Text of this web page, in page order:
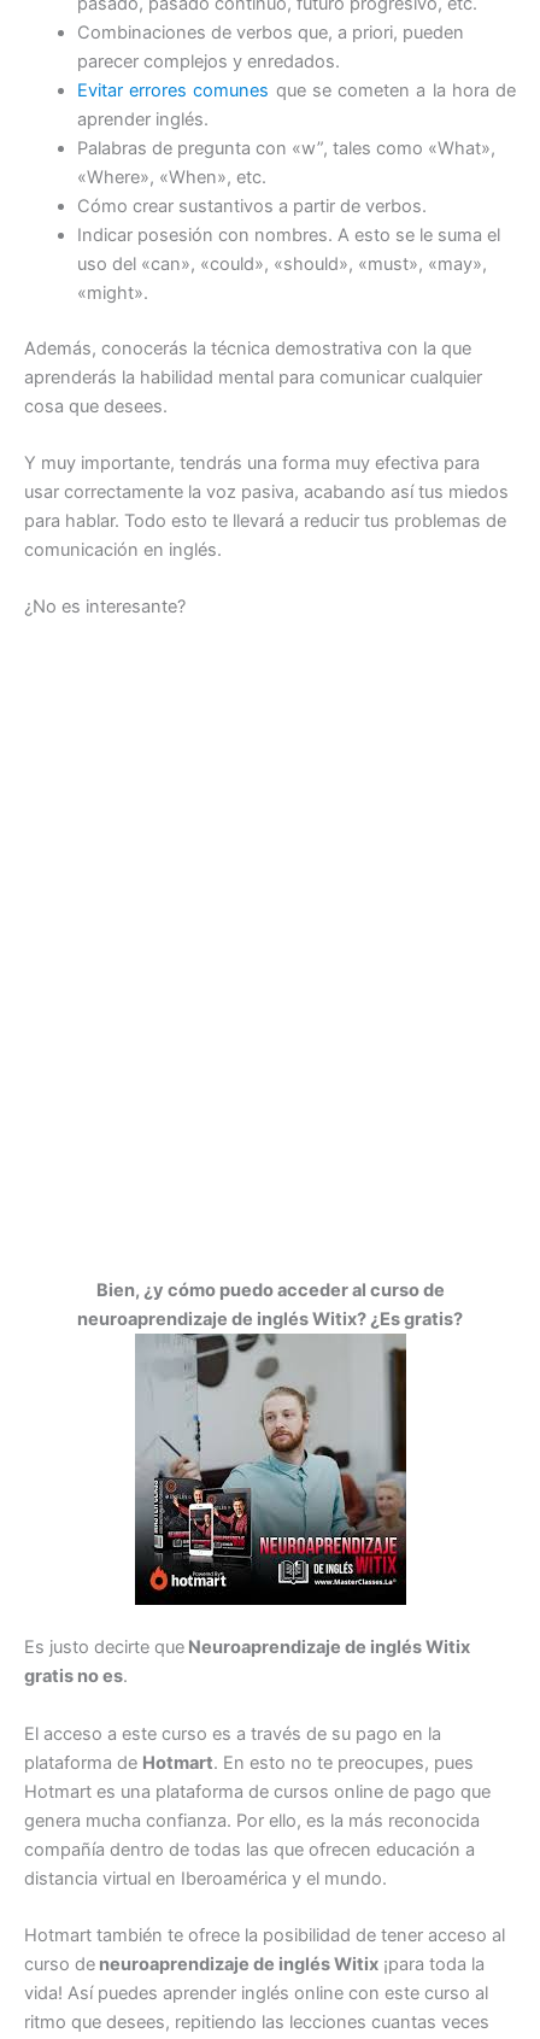
Combinaciones de verbos que, a priori, pueden
parecer complejos y enredados.
Evitar errores comunes que se cometen a la hora de
aprender inglés.
Palabras de pregunta con «w”, tales como «What»,
«Where», «When», etc.
Cómo crear sustantivos a partir de verbos.
Indicar posesión con nombres. A esto se le suma el
uso del «can», «could», «should», «must», «may»,
«might».
Además, conocerás la técnica demostrativa con la que
aprenderás la habilidad mental para comunicar cualquier
cosa que desees.
Y muy importante, tendrás una forma muy efectiva para
usar correctamente la voz pasiva, acabando así tus miedos
para hablar. Todo esto te llevará a reducir tus problemas de
comunicación en inglés.
¿No es interesante?
Bien, ¿y cómo puedo acceder al curso de
neuroaprendizaje de inglés Witix? ¿Es gratis?
Es justo decirte que Neuroaprendizaje de inglés Witix
gratis no es.
El acceso a este curso es a través de su pago en la
plataforma de Hotmart. En esto no te preocupes, pues
Hotmart es una plataforma de cursos online de pago que
genera mucha confianza. Por ello, es la más reconocida
compañía dentro de todas las que ofrecen educación a
distancia virtual en Iberoamérica y el mundo.
Hotmart también te ofrece la posibilidad de tener acceso al
curso de neuroaprendizaje de inglés Witix ¡para toda la
vida! Así puedes aprender inglés online con este curso al
ritmo que desees, repitiendo las lecciones cuantas veces